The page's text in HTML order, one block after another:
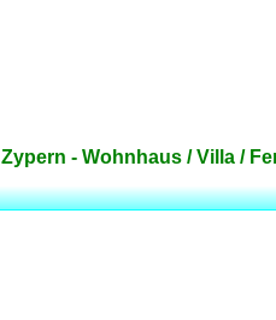
Zypern - Wohnhaus / Villa /